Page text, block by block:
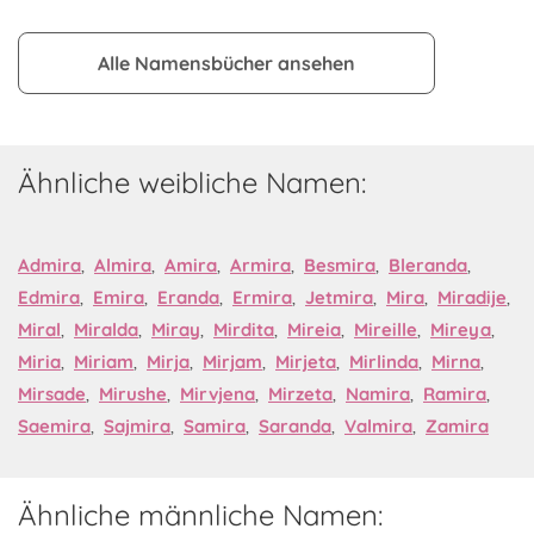
Alle Namensbücher ansehen
Ähnliche weibliche Namen:
Admira, Almira, Amira, Armira, Besmira, Bleranda,
Edmira, Emira, Eranda, Ermira, Jetmira, Mira, Miradije,
Miral, Miralda, Miray, Mirdita, Mireia, Mireille, Mireya,
Miria, Miriam, Mirja, Mirjam, Mirjeta, Mirlinda, Mirna,
Mirsade, Mirushe, Mirvjena, Mirzeta, Namira, Ramira,
Saemira, Sajmira, Samira, Saranda, Valmira, Zamira
Ähnliche männliche Namen: